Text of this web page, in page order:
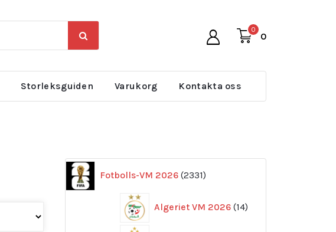
0
0
Storleksguiden Varukorg Kontakta oss
Fotbolls-VM 2026 2331
produkter
Algeriet VM 2026 14
produkter